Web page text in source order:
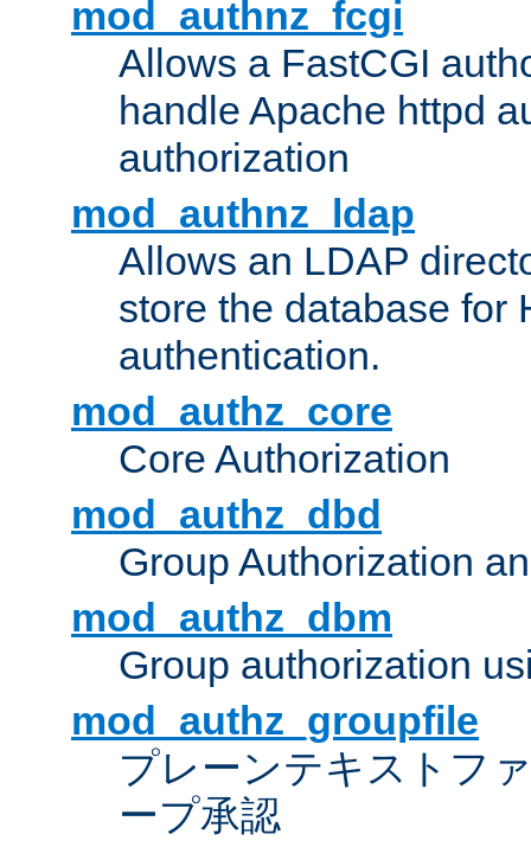
mod_authnz_fcgi
Allows a FastCGI
handle Apache httpd
authorization
mod_authnz_ldap
Allows an LDAP
store the database for
authentication.
mod_authz_core
Core Authorization
mod_authz_dbd
Group Authorization
mod_authz_dbm
Group authorization
mod_authz_groupfile
プレーンテキストフ
ープ承認